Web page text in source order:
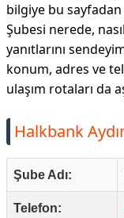
bilgiye bu
Şubesi nerede,
yanıtlarını
konum, adres ve
ulaşım rotaları da
Halkbank
Şube Adı:
Telefon: